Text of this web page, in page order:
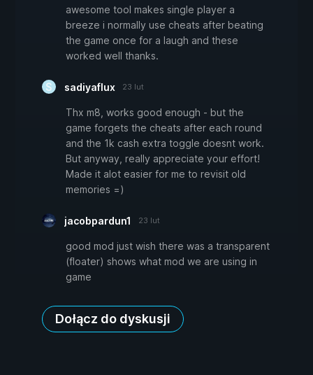
awesome tool makes single player a
breeze i normally use cheats after beating
the game once for a laugh and these
worked well thanks.
sadiyaflux 23 lut
Thx m8, works good enough - but the
game forgets the cheats after each round
and the 1k cash extra toggle doesnt work.
But anyway, really appreciate your effort!
Made it alot easier for me to revisit old
memories =)
jacobpardun1 23 lut
good mod just wish there was a transparent
(floater) shows what mod we are using in
game
Dołącz do dyskusji